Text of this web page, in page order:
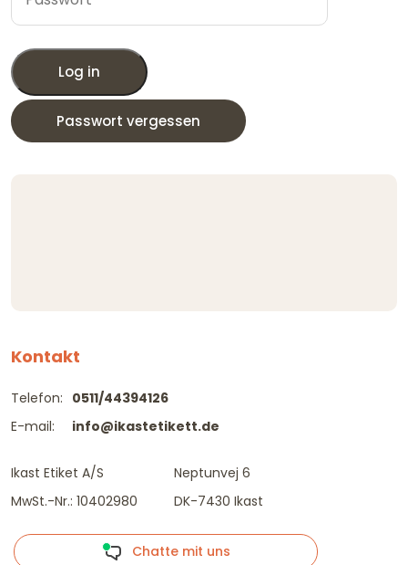
Log in
Passwort vergessen
Kontakt
Telefon:
E-mail:
0511/44394126
info@ikastetikett.de
Ikast Etiket A/S
MwSt.-Nr.: 10402980
Neptunvej 6
DK-7430 Ikast
Chatte mit uns